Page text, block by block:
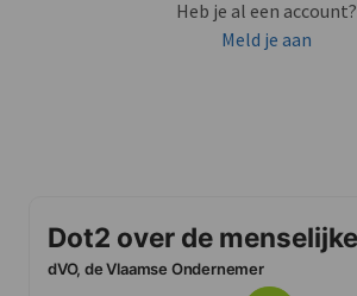
Heb je al een account?
Meld je aan